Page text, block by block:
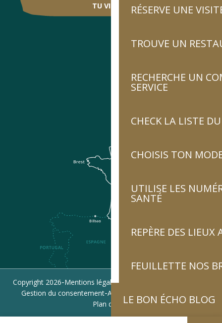
RÉSERVE UNE
TROUVE UN
RECHERCHE UN
SERVICE
CHECK LA LISTE
CHOISIS TON
UTILISE LES
SANTÉ
REPÈRE DES LIEUX
FEUILLETTE NOS
LE BON ÉCHO BLOG
TU VIENS ?
Copyright 2026-Mentions légales-
Gestion du consentement-Accessibilité : non conforme
Plan du site